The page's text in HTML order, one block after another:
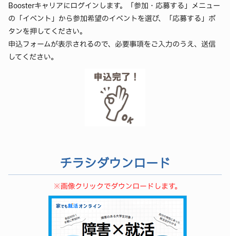
Boosterキャリアにログインします。「参加・応募する」メニュー
の「イベント」から参加希望のイベントを選び、「応募する」ボ
タンを押してください。
申込フォームが表示されるので、必要事項をご入力のうえ、送信
してください。
チラシダウンロード
※画像クリックでダウンロードします。